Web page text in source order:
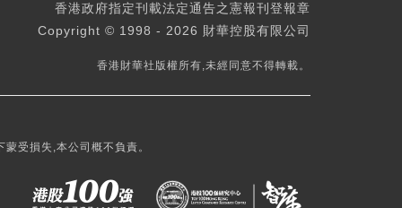
香港政府指定刊載法定通告之憲報刊登報章
Copyright © 1998 - 2026 財華控股有限公司
香港財華社版權所有,未經同意不得轉載。
受損失,本公司概不負責。